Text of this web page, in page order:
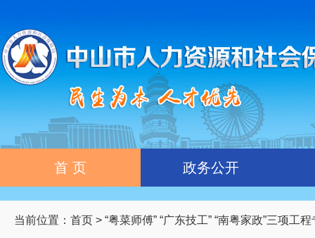
首 页 政务公开
当前位置： 首页 > “粤菜师傅” “广东技工” “南粤家政”三项工